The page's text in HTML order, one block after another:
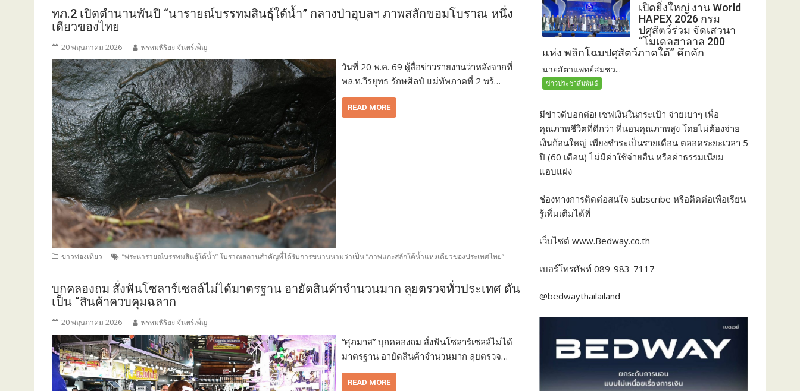
ทภ.2 เปิดตำนานพันปี “นารายณ์บรรทมสินธุ์ใต้น้ำ” กลางป่าอุบลฯ ภาพสลักขอมโบราณ หนึ่ง
เดียวของไทย
20 พฤษภาคม 2026 พรหมพิริยะ จันทร์เพ็ญ
วันที่ 20 พ.ค. 69 ผู้สื่อข่าวรายงานว่าหลังจากที่
พล.ท.วีรยุทธ รักษศิลป์ แม่ทัพภาคที่ 2 พร้…
READ MORE
ข่าวท่องเที่ยว “พระนารายณ์บรรทมสินธุ์ใต้น้ำ” โบราณสถานสำคัญที่ได้รับการขนานนามว่าเป็น “ภาพแกะสลักใต้น้ำแห่งเดียวของประเทศไทย”
บุกคลองถม สั่งฟันโซลาร์เซลล์ไม่ได้มาตรฐาน อายัดสินค้าจำนวนมาก ลุยตรวจทั่วประเทศ ดัน
เป็น “สินค้าควบคุมฉลาก
20 พฤษภาคม 2026 พรหมพิริยะ จันทร์เพ็ญ
“ศุภมาส” บุกคลองถม สั่งฟันโซลาร์เซลล์ไม่ได้
มาตรฐาน อายัดสินค้าจำนวนมาก ลุยตรวจ…
READ MORE
เปิดยิ่งใหญ่ งาน World
HAPEX 2026 กรม
ปศุสัตว์ร่วม จัดเสวนา
“โมเดลฮาลาล 200
แห่ง พลิกโฉมปศุสัตว์ภาคใต้” คึกคัก
นายสัตวแพทย์สมชว...
ข่าวประชาสัมพันธ์
มีข่าวดีบอกต่อ! เซฟเงินในกระเป้า จ่ายเบาๆ เพื่อ
คุณภาพชีวิตที่ดีกว่า ที่นอนคุณภาพสูง โดยไม่ต้องจ่าย
เงินก้อนใหญ่ เพียงชำระเป็นรายเดือน ตลอดระยะเวลา 5
ปี (60 เดือน) ไม่มีค่าใช้จ่ายอื่น หรือค่าธรรมเนียม
แอบแฝง
ช่องทางการติดต่อสนใจ Subscribe หรือติดต่อเพื่อเรียน
รู้เพิ่มเติมได้ที่
เว็บไซต์ www.Bedway.co.th
เบอร์โทรศัพท์ 089-983-7117
@bedwaythailailand